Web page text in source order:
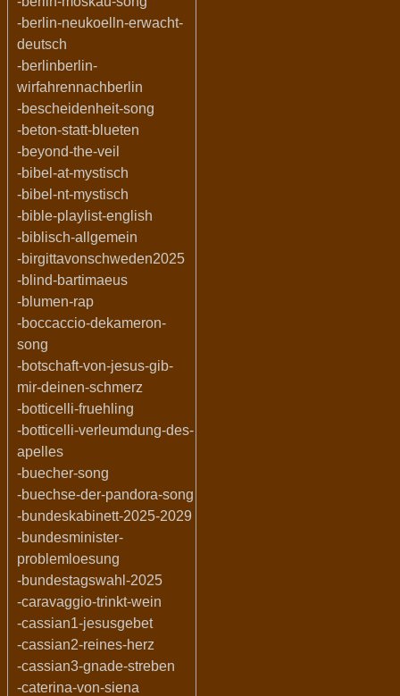
-berlin-neukoelln-erwacht-
deutsch
-berlinberlin-
wirfahrennachberlin
-bescheidenheit-song
-beton-statt-blueten
-beyond-the-veil
-bibel-at-mystisch
-bibel-nt-mystisch
-bible-playlist-english
-biblisch-allgemein
-birgittavonschweden2025
-blind-bartimaeus
-blumen-rap
-boccaccio-dekameron-
song
-botschaft-von-jesus-gib-
mir-deinen-schmerz
-botticelli-fruehling
-botticelli-verleumdung-des-
apelles
-buecher-song
-buechse-der-pandora-song
-bundeskabinett-2025-2029
-bundesminister-
problemloesung
-bundestagswahl-2025
-caravaggio-trinkt-wein
-cassian1-jesusgebet
-cassian2-reines-herz
-cassian3-gnade-streben
-caterina-von-siena